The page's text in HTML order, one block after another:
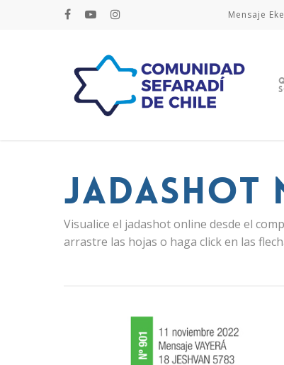
Mensaje
JADASHOT
Visualice el jadashot online desde el
arrastre las hojas o haga click en las